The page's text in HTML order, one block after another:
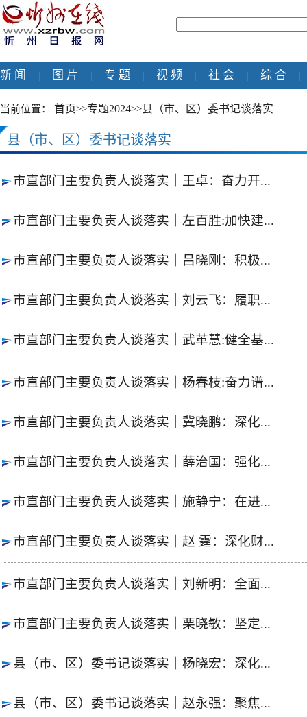
新 闻 图 片 专 题 视 频 社 会 综 合
当前位置： 首页>>专题2024>>县（市、区）委书记谈落实
县（市、区）委书记谈落实
市直部门主要负责人谈落实｜王卓：奋力开...
市直部门主要负责人谈落实｜左百胜:加快建...
市直部门主要负责人谈落实｜吕晓刚：积极...
市直部门主要负责人谈落实｜刘云飞：履职...
市直部门主要负责人谈落实｜武革慧:健全基...
市直部门主要负责人谈落实｜杨春枝:奋力谱...
市直部门主要负责人谈落实｜冀晓鹏：深化...
市直部门主要负责人谈落实｜薛治国：强化...
市直部门主要负责人谈落实｜施静宁：在进...
市直部门主要负责人谈落实｜赵 霆：深化财...
市直部门主要负责人谈落实｜刘新明：全面...
市直部门主要负责人谈落实｜栗晓敏：坚定...
县（市、区）委书记谈落实｜杨晓宏：深化...
县（市、区）委书记谈落实｜赵永强：聚焦...